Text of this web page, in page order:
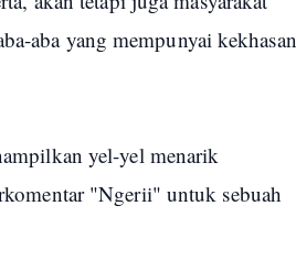
aba yang mempunyai kekhasan
yel-yel menarik
"Ngerii" untuk sebuah